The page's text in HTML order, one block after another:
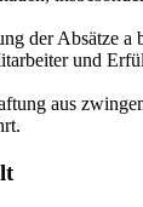
der Absätze a
und
aus